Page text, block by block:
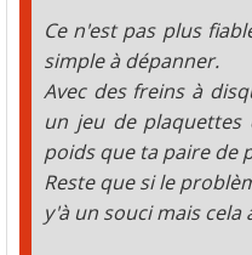
Ce n'est pas plus
simple à dépanner.
Avec des freins à
un jeu de plaquettes
poids que ta paire de
Reste que si le
y'à un souci mais